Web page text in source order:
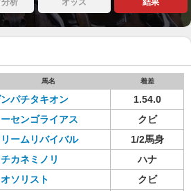
分析 オッズ 結果
馬名 着差
パチタキオン
1.54.0
ーセンゴライアス
クビ
リームリバイバル
1/2馬身
カネミノリ
ハナ
ソリスト
クビ